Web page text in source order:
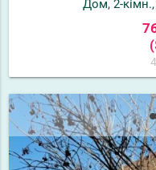
Дом, 2-